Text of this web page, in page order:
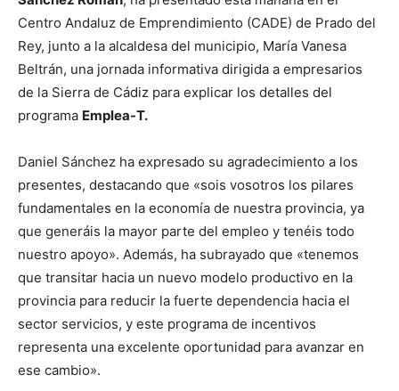
Centro Andaluz de Emprendimiento (CADE) de Prado del
Rey, junto a la alcaldesa del municipio, María Vanesa
Beltrán, una jornada informativa dirigida a empresarios
de la Sierra de Cádiz para explicar los detalles del
programa Emplea-T.
Daniel Sánchez ha expresado su agradecimiento a los
presentes, destacando que «sois vosotros los pilares
fundamentales en la economía de nuestra provincia, ya
que generáis la mayor parte del empleo y tenéis todo
nuestro apoyo». Además, ha subrayado que «tenemos
que transitar hacia un nuevo modelo productivo en la
provincia para reducir la fuerte dependencia hacia el
sector servicios, y este programa de incentivos
representa una excelente oportunidad para avanzar en
ese cambio».